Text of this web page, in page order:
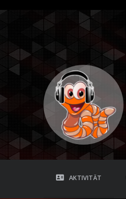
AKTIVITÄT